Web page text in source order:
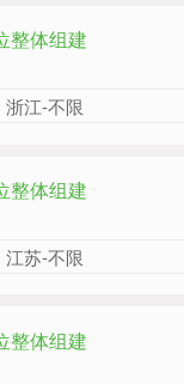
整体组建
浙江-不限
整体组建
江苏-不限
整体组建